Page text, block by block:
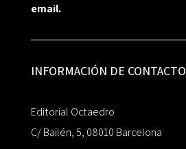
email.
INFORMACIÓN DE CONTACTO
Editorial Octaedro
C/ Bailén, 5, 08010 Barcelona